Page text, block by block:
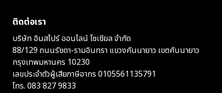
ติดต่อเรา
บริษัท อินสไปร์ ออนไลน์ โซเชียล จำกัด
88/129 ถนนรัชดา-รามอินทรา แขวงคันนายาว เขตคันนายาว
กรุงเทพมหานคร 10230
เลขประจำตัวผู้เสียภาษีอากร 0105561135791
โทร. 083 827 9833